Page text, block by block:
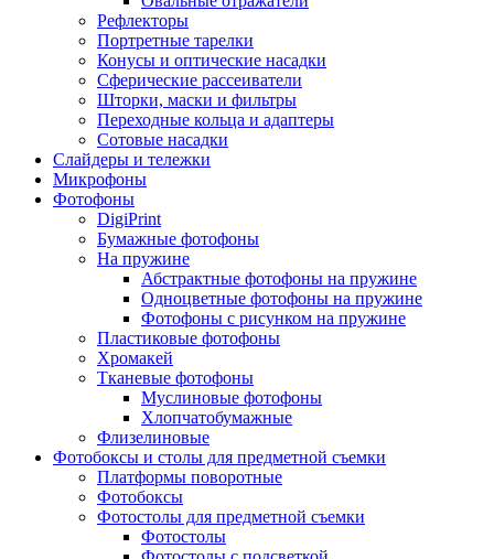
Рефлекторы
Портретные тарелки
Конусы и оптические насадки
Сферические рассеиватели
Шторки, маски и фильтры
Переходные кольца и адаптеры
Сотовые насадки
Слайдеры и тележки
Микрофоны
Фотофоны
DigiPrint
Бумажные фотофоны
На пружине
Абстрактные фотофоны на пружине
Одноцветные фотофоны на пружине
Фотофоны с рисунком на пружине
Пластиковые фотофоны
Хромакей
Тканевые фотофоны
Муслиновые фотофоны
Хлопчатобумажные
Флизелиновые
Фотобоксы и столы для предметной съемки
Платформы поворотные
Фотобоксы
Фотостолы для предметной съемки
Фотостолы